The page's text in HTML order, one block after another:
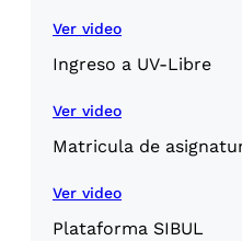
Ver video
Ingreso a UV-Libre
Ver video
Matricula de
Ver video
Plataforma SIBUL